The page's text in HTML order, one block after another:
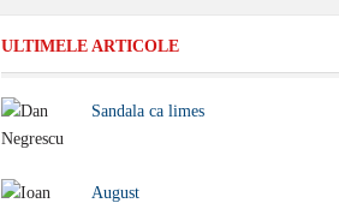
ULTIMELE ARTICOLE
Sandala ca limes
August